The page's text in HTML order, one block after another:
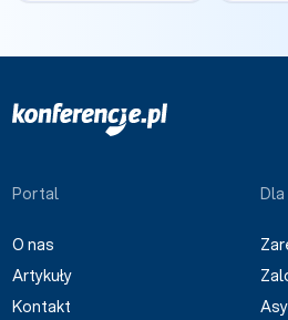
Portal
O nas
Artykuły
Kontakt